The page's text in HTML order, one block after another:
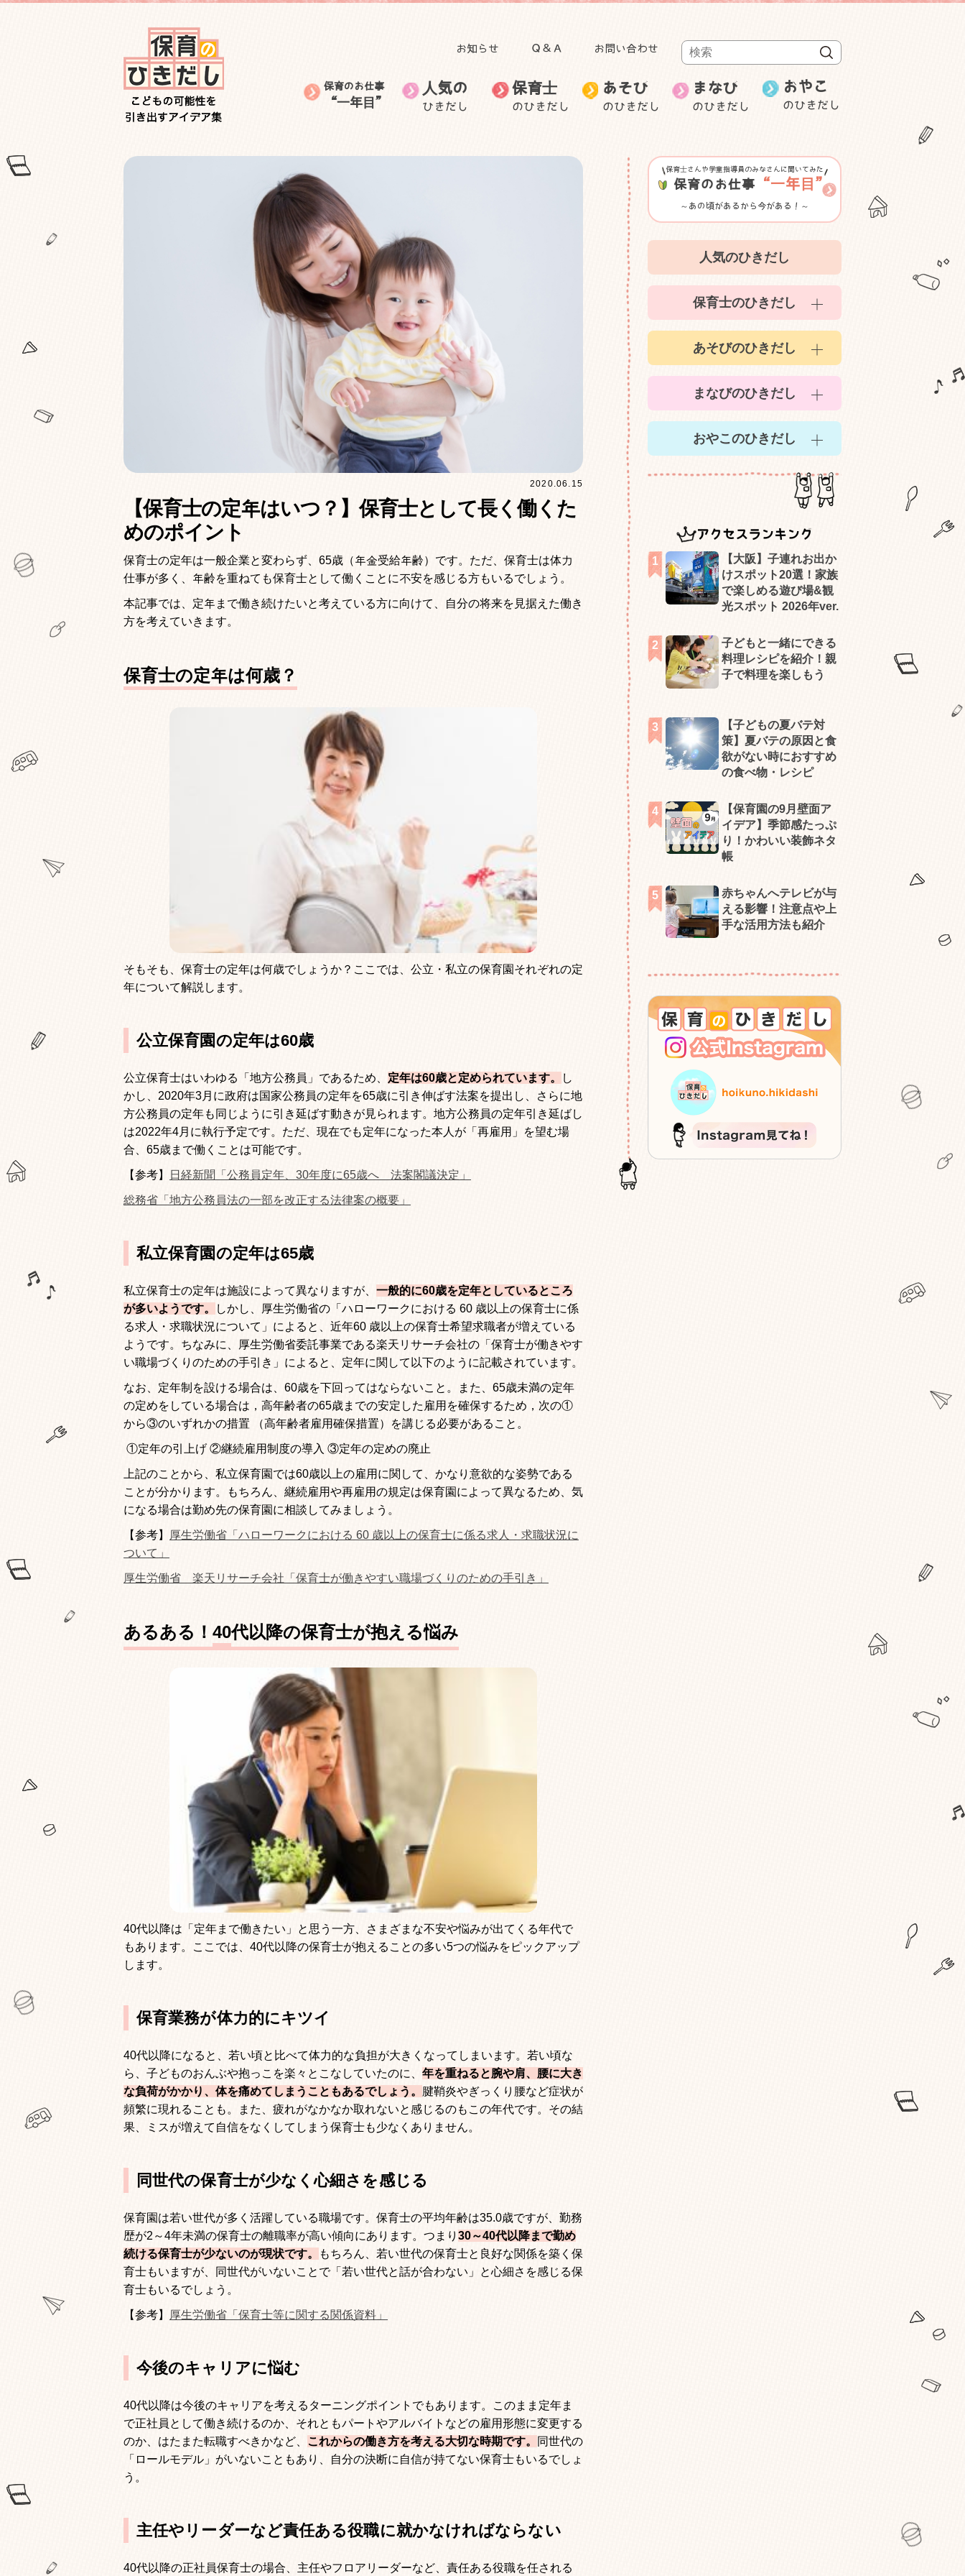
お知らせ Ｑ＆Ａ お問い合わせ
保育のお仕事
“一年目”
人気の
ひきだし
保育士
のひきだし
あそび
のひきだし
まなび
のひきだし
おやこ
のひきだし
ごっこ遊び ゲーム性のある遊び
身近な素材で作って遊
ぶ
室内遊び
外遊び かんたん食育
手作りおもちゃ
う
自然に目を向けてみよ
研修・セミナー等紹介
子ども・子育てニュー
ス
2020.06.15
【保育士の定年はいつ？】保育士として長く働くた
めのポイント
保育士の定年は一般企業と変わらず、 65歳（年金受給年齢）です。ただ、保育士は体力
仕事が多く、年齢を重ねても保育士として働くことに不安を感じる方もいるでしょう。
本記事では、定年まで働き続けたいと考えている方に向けて、自分の将来を見据えた働き
方を考えていきます。
保育士の定年は何歳？
そもそも、保育士の定年は何歳でしょうか？ここでは、公立・私立の保育園それぞれの定
年について解説します。
公立保育園の定年は60歳
公立保育士はいわゆる「地方公務員」であるため、 定年は60歳と定められています。
し
かし、 2020年3月に政府は国家公務員の定年を65歳に引き伸ばす法案を提出し、さらに地
方公務員の定年も同じように引き延ばす動きが見られます。地方公務員の定年引き延ばし
は2022年4月に執行予定です。ただ、現在でも定年になった本人が「再雇用」を望む場
合、 65歳まで働くことは可能です。
【参考】 日経新聞「公務員定年、30年度に65歳へ 法案閣議決定」
総務省「地方公務員法の一部を改正する法律案の概要」
私立保育園の定年は65歳
私立保育士の定年は施設によって異なりますが、 一般的に60歳を定年としているところ
が多いようです。
しかし、厚生労働省の「ハローワークにおける 60 歳以上の保育士に係
る求人・求職状況について」によると、近年60 歳以上の保育士希望求職者が増えている
ようです。ちなみに、厚生労働省委託事業である楽天リサーチ会社の「保育士が働きやす
い職場づくりのための手引き」によると、定年に関して以下のように記載されています。
なお、定年制を設ける場合は、 60歳を下回ってはならないこと。また、 65歳未満の定年
の定めをしている場合は，高年齢者の65歳までの安定した雇用を確保するため，次の①
から③のいずれかの措置 （高年齢者雇用確保措置）を講じる必要があること。
①定年の引上げ②継続雇用制度の導入 ③定年の定めの廃止
上記のことから、私立保育園では60歳以上の雇用に関して、かなり意欲的な姿勢である
ことが分かります。もちろん、継続雇用や再雇用の規定は保育園によって異なるため、気
になる場合は勤め先の保育園に相談してみましょう。
【参考】
厚生労働省「ハローワークにおける 60 歳以上の保育士に係る求人・求職状況に
ついて」
厚生労働省 楽天リサーチ会社「保育士が働きやすい職場づくりのための手引き」
あるある！ 40代以降の保育士が抱える悩み
40代以降は「定年まで働きたい」と思う一方、さまざまな不安や悩みが出てくる年代で
もあります。ここでは、 40代以降の保育士が抱えることの多い5つの悩みをピックアップ
します。
保育業務が体力的にキツイ
40代以降になると、若い頃と比べて体力的な負担が大きくなってしまいます。若い頃な
ら、子どものおんぶや抱っこを楽々とこなしていたのに、 年を重ねると腕や肩、腰に大き
な負荷がかかり、体を痛めてしまうこともあるでしょう。 腱鞘炎やぎっくり腰など症状が
頻繁に現れることも。また、疲れがなかなか取れないと感じるのもこの年代です。その結
果、ミスが増えて自信をなくしてしまう保育士も少なくありません。
同世代の保育士が少なく心細さを感じる
保育園は若い世代が多く活躍している職場です。保育士の平均年齢は35.0歳ですが、勤務
歴が2 ～4年未満の保育士の離職率が高い傾向にあります。つまり 30～40代以降まで勤め
続ける保育士が少ないのが現状です。
もちろん、若い世代の保育士と良好な関係を築く保
育士もいますが、同世代がいないことで「若い世代と話が合わない」と心細さを感じる保
育士もいるでしょう。
【参考】 厚生労働省「保育士等に関する関係資料」
今後のキャリアに悩む
40代以降は今後のキャリアを考えるターニングポイントでもあります。このまま定年ま
で正社員として働き続けるのか、それともパートやアルバイトなどの雇用形態に変更する
のか、はたまた転職すべきかなど、 これからの働き方を考える大切な時期です。
同世代の
「ロールモデル」がいないこともあり、自分の決断に自信が持てない保育士もいるでしょ
う。
主任やリーダーなど責任ある役職に就かなければならない
40代以降の正社員保育士の場合、主任やフロアリーダーなど、責任ある役職を任される
保育士さんや学童指導員のみなさんに聞いてみた
保育のお仕事 “一年目”
～あの頃があるから今がある！～
人気のひきだし
保育士のひきだし
あそびのひきだし
まなびのひきだし
おやこのひきだし
アクセスランキング
【大阪】子連れお出か
けスポット20選！家族
で楽しめる遊び場&観
光スポット 2026年ver.
子どもと一緒にできる
料理レシピを紹介！親
子で料理を楽しもう
【子どもの夏バテ対
策】夏バテの原因と食
欲がない時におすすめ
の食べ物・レシピ
【保育園の9月壁面ア
イデア】季節感たっぷ
り！かわいい装飾ネタ
帳
赤ちゃんへテレビが与
える影響！注意点や上
手な活用方法も紹介